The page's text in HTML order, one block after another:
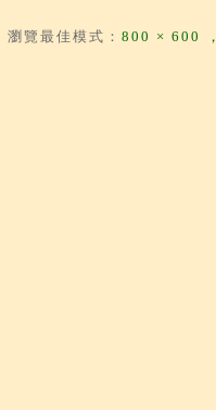
瀏覽最佳模式： 800 × 600 ，